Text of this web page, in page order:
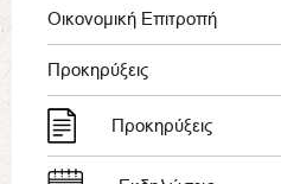
Οικονομική Επιτροπή
Προκηρύξεις
Προκηρύξεις